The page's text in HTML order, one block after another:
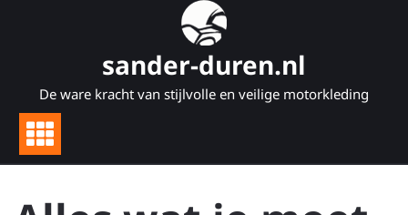
sander-duren.nl
De ware kracht van stijlvolle en veilige motorkleding